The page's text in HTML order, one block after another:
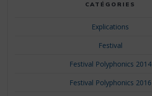
CATÉGORIES
Explications
Festival
Festival Polyphonics 2014
Festival Polyphonics 2016